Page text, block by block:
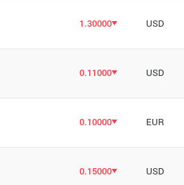
1.30000 USD
0.11000 USD
0.10000 EUR
0.15000 USD